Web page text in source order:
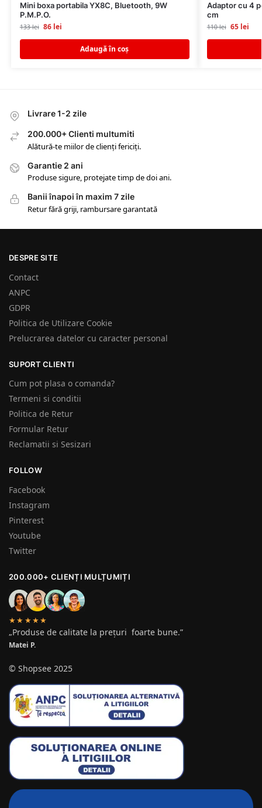
Mini boxa portabila YX8C, Bluetooth, 9W
P.M.P.O.
133lei 86 lei
Adaugă în coș
Adaptor cu 4
cm
110lei 65 lei
Livrare 1-2 zile
200.000+ Clienti multumiti
Alătură-te miilor de clienți fericiți.
Garantie 2 ani
Produse sigure, protejate timp de doi ani.
Banii înapoi în maxim 7 zile
Retur fără griji, rambursare garantată
DESPRE SITE
Contact
ANPC
GDPR
Politica de Utilizare Cookie
Prelucrarea datelor cu caracter personal
SUPORT CLIENTI
Cum pot plasa o comanda?
Termeni si conditii
Politica de Retur
Formular Retur
Reclamatii si Sesizari
FOLLOW
Facebook
Instagram
Pinterest
Youtube
Twitter
200.000+ CLIENȚI MULȚUMIȚI
★★★★★
„Produse de calitate la prețuri foarte bune.”
Matei P.
© Shopsee 2025